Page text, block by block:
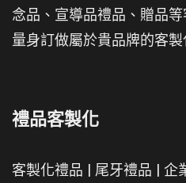
念品、宣導品禮品、贈品
量身訂做屬於貴品牌的客製
禮品客製化
客製化禮品 | 尾牙禮品 | 企